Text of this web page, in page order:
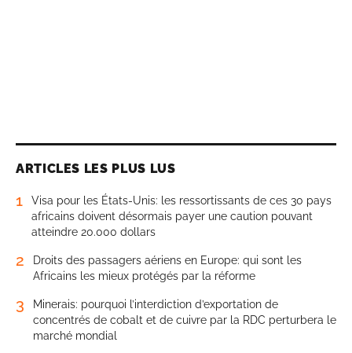
ARTICLES LES PLUS LUS
1
Visa pour les États-Unis: les ressortissants de ces 30 pays
africains doivent désormais payer une caution pouvant
atteindre 20.000 dollars
2
Droits des passagers aériens en Europe: qui sont les
Africains les mieux protégés par la réforme
3
Minerais: pourquoi l’interdiction d’exportation de
concentrés de cobalt et de cuivre par la RDC perturbera le
marché mondial